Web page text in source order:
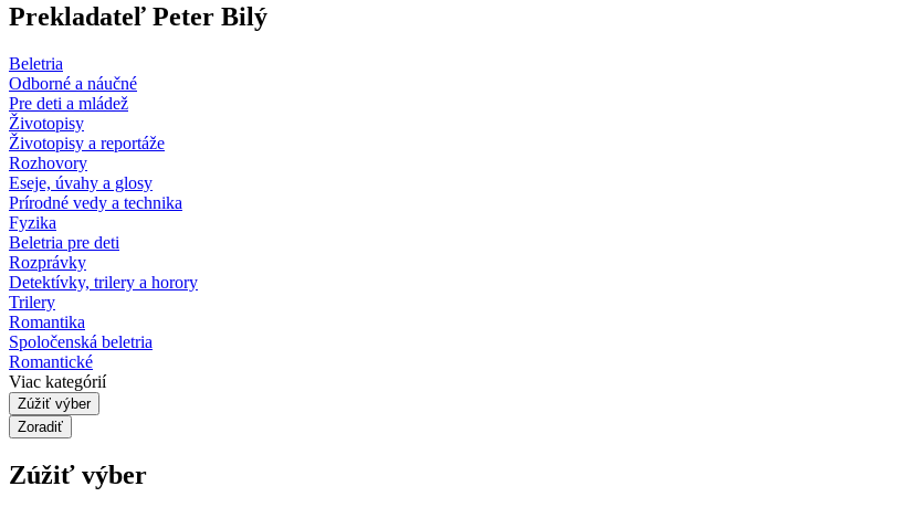
Prekladateľ Peter Bilý
Beletria
Odborné a náučné
Pre deti a mládež
Životopisy
Životopisy a reportáže
Rozhovory
Eseje, úvahy a glosy
Prírodné vedy a technika
Fyzika
Beletria pre deti
Rozprávky
Detektívky, trilery a horory
Trilery
Romantika
Spoločenská beletria
Romantické
Viac kategórií
Zúžiť výber
Zoradiť
Zúžiť výber